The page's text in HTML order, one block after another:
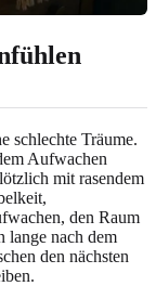
schlechte Träume.
Aufwachen
mit rasendem
den Raum
lange nach dem
den nächsten